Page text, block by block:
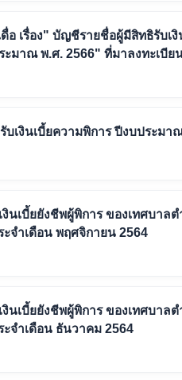
อ เรื่อง" บัญชีรายชื่อผู้มีสิทธิรับเ
ะมาณ พ.ศ. 2566" ที่มาลงทะเบีย
เงินเบี้ยความพิการ ปีงบประมา
นเบี้ยยังชีพผู้พิการ ของเทศบาล
จำเดือน พฤศจิกายน 2564
นเบี้ยยังชีพผู้พิการ ของเทศบาล
จำเดือน ธันวาคม 2564